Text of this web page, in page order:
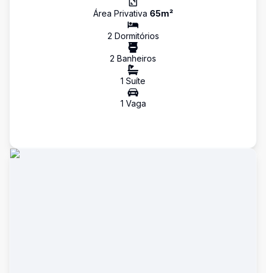
Área Privativa 65m²
2 Dormitórios
2 Banheiros
1 Suíte
1 Vaga